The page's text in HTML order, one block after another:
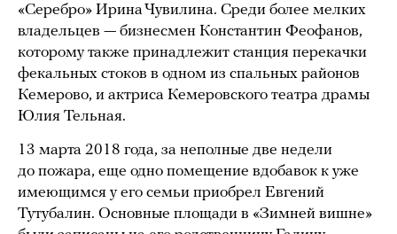
«Серебро» Ирина Чувилина. Среди более мелких
владельцев — бизнесмен Константин Феофанов,
которому также принадлежит станция перекачки
фекальных стоков в одном из спальных районов
Кемерово, и актриса Кемеровского театра драмы
Юлия Тельная.
13 марта 2018 года, за неполные две недели
до пожара, еще одно помещение вдобавок к уже
имеющимся у его семьи приобрел Евгений
Тутубалин. Основные площади в «Зимней вишне»